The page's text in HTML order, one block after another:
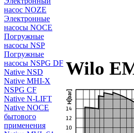
насос NOZE
Электронные
насосы NOCE
Погружные
насосы NSP
Погружные
насосы NSPG DF
Native NSD
Native MHI-X
NSPG CF
Native N-LIFT
Native NOCE
бытового
применения
Wilo